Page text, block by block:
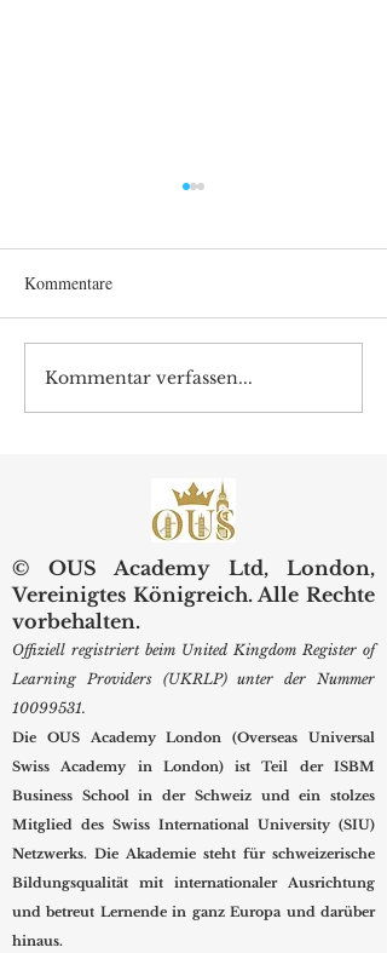
Entschlüsselung von
Kalibrierungsfehlern in der
Kommentare
Kommentar verfassen...
© OUS Academy Ltd, London,
Vereinigtes Königreich. Alle Rechte
vorbehalten.
Offiziell registriert beim United Kingdom Register of
Learning Providers (UKRLP) unter der Nummer
10099531.
Die OUS Academy London (Overseas Universal
Swiss Academy in London) ist Teil der ISBM
Business School in der Schweiz und ein stolzes
Mitglied des Swiss International University (SIU)
Netzwerks. Die Akademie steht für schweizerische
Bildungsqualität mit internationaler Ausrichtung
und betreut Lernende in ganz Europa und darüber
hinaus.